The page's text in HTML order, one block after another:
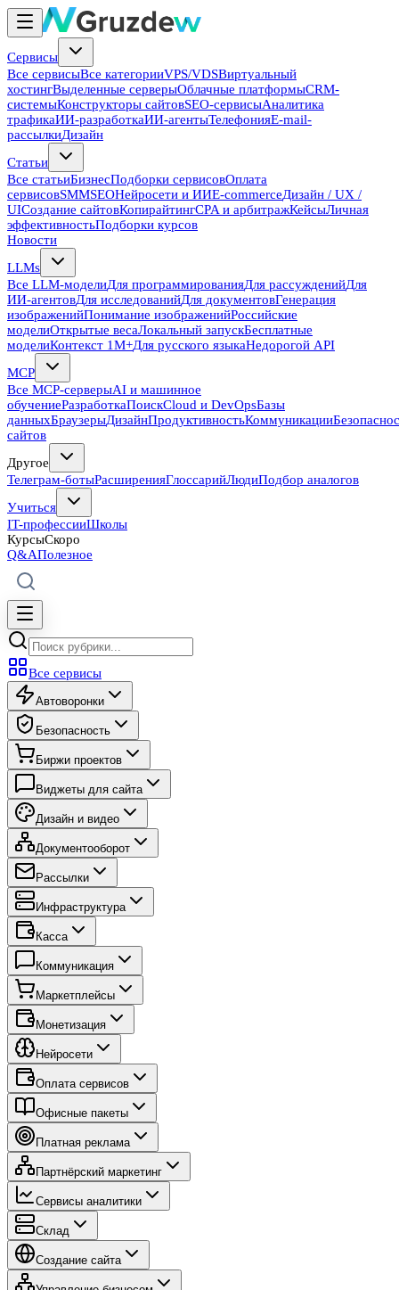
Сервисы
Все сервисыВсе категорииVPS/VDSВиртуальный
хостингВыделенные серверыОблачные платформыCRM-
системыКонструкторы сайтовSEO-сервисыАналитика
трафикаИИ-разработкаИИ-агентыТелефонияE-mail-
рассылкиДизайн
Статьи
Все статьиБизнесПодборки сервисовОплата
сервисовSMMSEOНейросети и ИИE-commerceДизайн / UX /
UIСоздание сайтовКопирайтингCPA и арбитражКейсыЛичная
эффективностьПодборки курсов
Новости
LLMs
Все LLM-моделиДля программированияДля рассужденийДля
ИИ-агентовДля исследованийДля документовГенерация
изображенийПонимание изображенийРоссийские
моделиОткрытые весаЛокальный запускБесплатные
моделиКонтекст 1M+Для русского языкаНедорогой API
MCP
Все MCP-серверыAI и машинное
обучениеРазработкаПоискCloud и DevOpsБазы
данныхБраузерыДизайнПродуктивностьКоммуникации
сайтов
Другое
Телеграм-ботыРасширенияГлоссарийЛюдиПодбор аналогов
Учиться
IT-профессииШколы
КурсыСкоро
Q&AПолезное
Все сервисы
Автоворонки
Безопасность
Биржи проектов
Виджеты для сайта
Дизайн и видео
Документооборот
Рассылки
Инфраструктура
Касса
Коммуникация
Маркетплейсы
Монетизация
Нейросети
Оплата сервисов
Офисные пакеты
Платная реклама
Партнёрский маркетинг
Сервисы аналитики
Склад
Создание сайта